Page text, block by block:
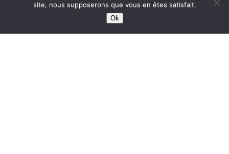
site, nous supposerons que vous en êtes satisfait.
Ok